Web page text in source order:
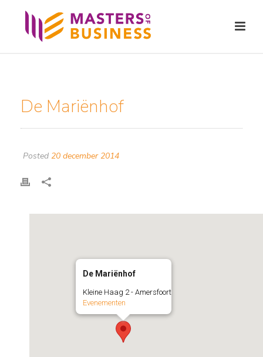
De Mariënhof
Posted 20 december 2014
De Mariënhof
Kleine Haag 2 - Amersfoort
Evenementen